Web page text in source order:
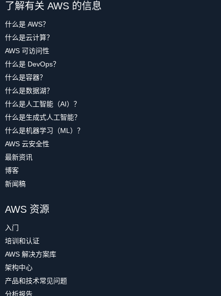
了解有关 AWS 的信息
什么是 AWS？
什么是云计算？
AWS 可访问性
什么是 DevOps？
什么是容器？
什么是数据湖？
什么是人工智能（AI）？
什么是生成式人工智能？
什么是机器学习（ML）？
AWS 云安全性
最新资讯
博客
新闻稿
AWS 资源
入门
培训和认证
AWS 解决方案库
架构中心
产品和技术常见问题
分析报告